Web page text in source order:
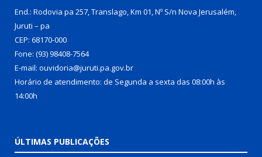
End.: Rodovia pa 257, Translago, Km 01, Nº S/n Nova Jerusalém,
Juruti – pa
CEP: 68170-000
Fone: (93) 98408-7564
E-mail: ouvidoria@juruti.pa.gov.br
Horário de atendimento: de Segunda a sexta das 08:00h às
14:00h
ÚLTIMAS PUBLICAÇÕES